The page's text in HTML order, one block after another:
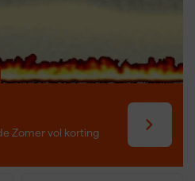
Zomer vol korting